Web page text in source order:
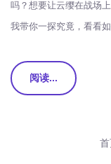
吗？想要让云缨在战场
我带你一探究竟，看看
阅读...